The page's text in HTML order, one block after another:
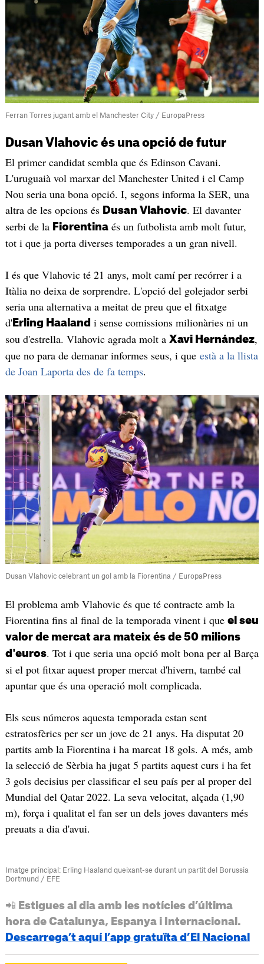
Ferran Torres jugant amb el Manchester City / EuropaPress
Dusan Vlahovic és una opció de futur
El primer candidat sembla que és Edinson Cavani.
L'uruguaià vol marxar del Manchester United i el Camp
Nou seria una bona opció. I, segons informa la SER, una
altra de les opcions és Dusan Vlahovic. El davanter
serbi de la Fiorentinaés un futbolista amb molt futur,
tot i que ja porta diverses temporades a un gran nivell.
I és que Vlahovic té 21 anys, molt camí per recórrer i a
Itàlia no deixa de sorprendre. L'opció del golejador serbi
seria una alternativa a meitat de preu que el fitxatge
d'Erling Haaland i sense comissions milionàries ni un
sou d'estrella. Vlahovic agrada molt a Xavi Hernández,
que no para de demanar informes seus, i que està a la llista
de Joan Laporta des de fa temps.
Dusan Vlahovic celebrant un gol amb la Fiorentina / EuropaPress
El problema amb Vlahovic és que té contracte amb la
Fiorentina fins al final de la temporada vinent i que el seu
valor de mercat ara mateix és de 50 milions
d'euros. Tot i que seria una opció molt bona per al Barça
si el pot fitxar aquest proper mercat d'hivern, també cal
apuntar que és una operació molt complicada.
Els seus números aquesta temporada estan sent
estratosfèrics per ser un jove de 21 anys. Ha disputat 20
partits amb la Fiorentina i ha marcat 18 gols. A més, amb
la selecció de Sèrbia ha jugat 5 partits aquest curs i ha fet
3 gols decisius per classificar el seu país per al proper del
Mundial del Qatar 2022. La seva velocitat, alçada (1,90
m), força i qualitat el fan ser un dels joves davanters més
preuats a dia d'avui.
Imatge principal: Erling Haaland queixant-se durant un partit del Borussia
Dortmund / EFE
📲 Estigues al dia amb les notícies d’última
hora de Catalunya, Espanya i Internacional.
Descarrega’t aquí l’app gratuïta d’El Nacional